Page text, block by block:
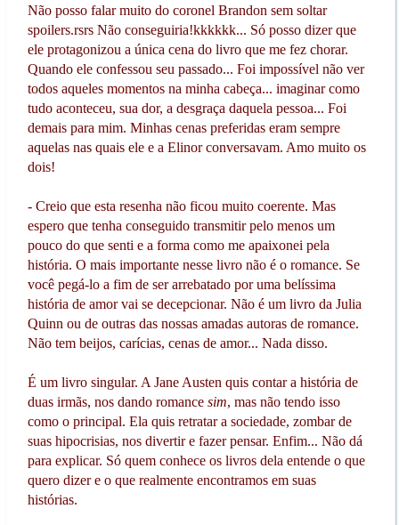
Não posso falar muito do coronel Brandon sem soltar
spoilers.rsrs Não conseguiria!kkkkkk... Só posso dizer que
ele protagonizou a única cena do livro que me fez chorar.
Quando ele confessou seu passado... Foi impossível não ver
todos aqueles momentos na minha cabeça... imaginar como
tudo aconteceu, sua dor, a desgraça daquela pessoa... Foi
demais para mim. Minhas cenas preferidas eram sempre
aquelas nas quais ele e a Elinor conversavam. Amo muito os
dois!
- Creio que esta resenha não ficou muito coerente. Mas
espero que tenha conseguido transmitir pelo menos um
pouco do que senti e a forma como me apaixonei pela
história. O mais importante nesse livro não é o romance. Se
você pegá-lo a fim de ser arrebatado por uma belíssima
história de amor vai se decepcionar. Não é um livro da Julia
Quinn ou de outras das nossas amadas autoras de romance.
Não tem beijos, carícias, cenas de amor... Nada disso.
É um livro singular. A Jane Austen quis contar a história de
duas irmãs, nos dando romance sim, mas não tendo isso
como o principal. Ela quis retratar a sociedade, zombar de
suas hipocrisias, nos divertir e fazer pensar. Enfim... Não dá
para explicar. Só quem conhece os livros dela entende o que
quero dizer e o que realmente encontramos em suas
histórias.